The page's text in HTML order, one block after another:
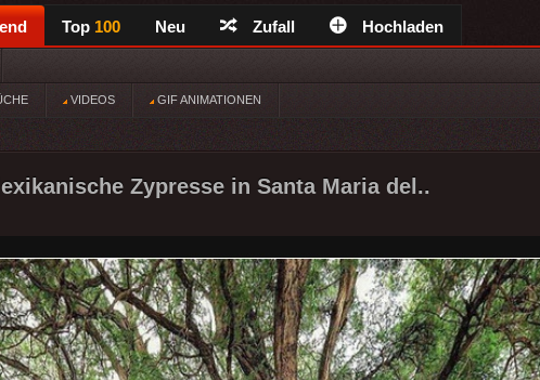
Top 100 Neu Zufall Hochladen
VIDEOS GIF ANIMATIONEN
Zypresse in Santa Maria del..